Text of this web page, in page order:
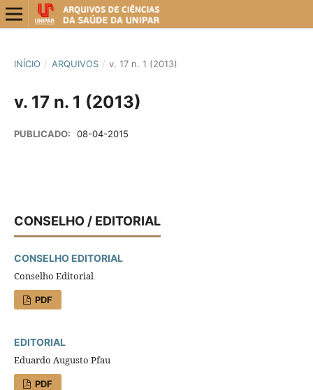
INÍCIO / ARQUIVOS / v. 17 n. 1 (2013)
v. 17 n. 1 (2013)
PUBLICADO: 08-04-2015
CONSELHO / EDITORIAL
CONSELHO EDITORIAL
Conselho Editorial
PDF
EDITORIAL
Eduardo Augusto Pfau
PDF